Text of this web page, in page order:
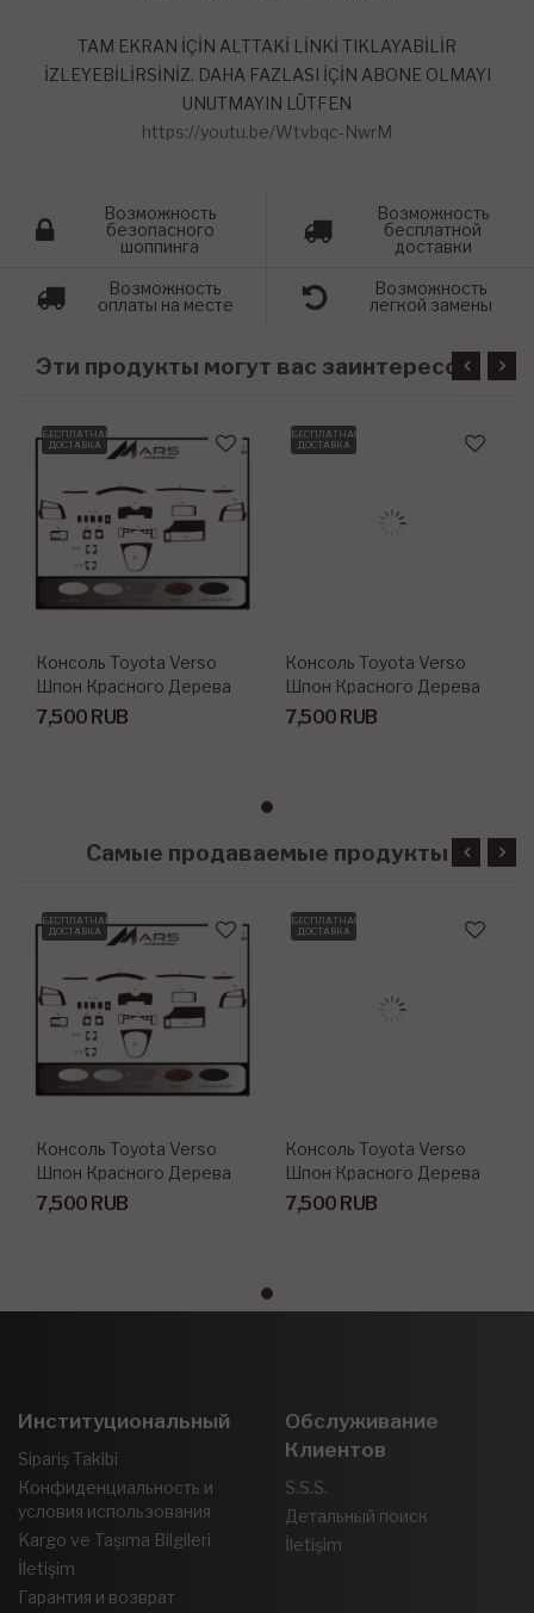
TAM EKRAN İÇİN ALTTAKİ LİNKİ TIKLAYABİLİR
İZLEYEBİLİRSİNİZ. DAHA FAZLASI İÇİN ABONE OLMAYI
UNUTMAYIN LÜTFEN
https://youtu.be/Wtvbqc-NwrM
Возможность
безопасного
шоппинга
Возможность
бесплатной
доставки
Возможность
оплаты на месте
Возможность
легкой замены
БЕСПЛАТНАЯ
ДОСТАВКА
Консоль Toyota Verso
Шпон Красного Дерева
2013 23 Шт.
7,500 RUB
БЕСПЛАТНАЯ
ДОСТАВКА
Консоль Toyota Verso
Шпон Красного Дерева
2013 23 Шт.
7,500 RUB
Самые продаваемые продукты
БЕСПЛАТНАЯ
ДОСТАВКА
Консоль Toyota Verso
Шпон Красного Дерева
2013 23 Шт.
7,500 RUB
БЕСПЛАТНАЯ
ДОСТАВКА
Консоль Toyota Verso
Шпон Красного Дерева
2013 23 Шт.
7,500 RUB
Институциональный
Sipariş Takibi
Конфиденциальность и
условия использования
Kargo ve Taşıma Bilgileri
İletişim
Гарантия и возврат
Обслуживание
Клиентов
S.S.S.
Детальный поиск
İletişim